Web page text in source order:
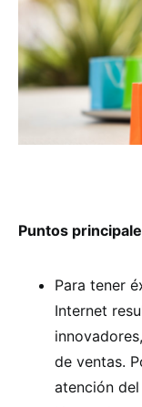
Puntos
Para tener
Internet
de ventas.
atención